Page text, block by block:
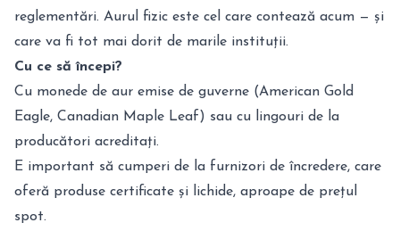
reglementări. Aurul fizic este cel care contează acum — și
care va fi tot mai dorit de marile instituții.
Cu ce să începi?
Cu monede de aur emise de guverne (American Gold
Eagle, Canadian Maple Leaf) sau cu lingouri de la
producători acreditați.
E important să cumperi de la furnizori de încredere, care
oferă produse certificate și lichide, aproape de prețul
spot.